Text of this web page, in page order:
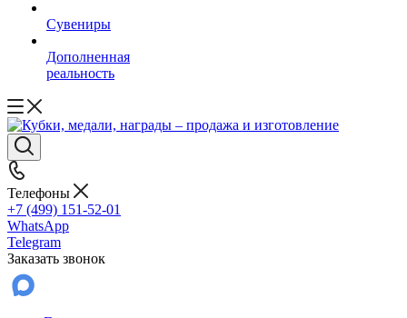
Сувениры
Дополненная
реальность
Телефоны
+7 (499) 151-52-01
WhatsApp
Telegram
Заказать звонок